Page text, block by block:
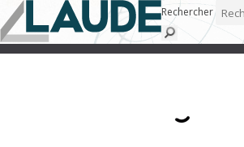
Rechercher
Skip to content